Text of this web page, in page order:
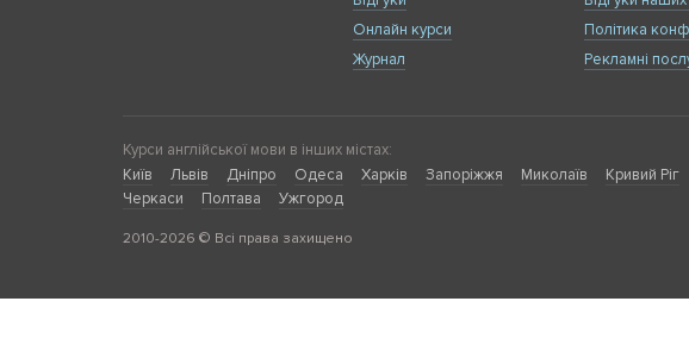
Онлайн курси
Журнал
Політика
Рекламні
Курси англійської мови в інших містах:
Київ
Львів Дніпро Одеса Харків Запоріжжя Миколаїв Кривий Ріг
Черкаси
Полтава Ужгород
2010-2026 © Всі права захищено